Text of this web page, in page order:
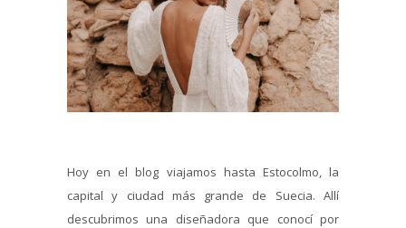
Hoy en el blog viajamos hasta Estocolmo, la
capital y ciudad más grande de Suecia. Allí
descubrimos una diseñadora que conocí por